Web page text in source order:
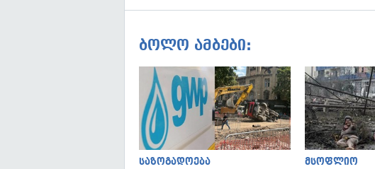
ბოლო ამბები:
გადახედვა
საზოგადოება მსოფლიო